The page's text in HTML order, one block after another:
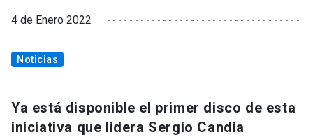
4 de Enero 2022
Noticias
Ya está disponible el primer disco de esta
iniciativa que lidera Sergio Candia